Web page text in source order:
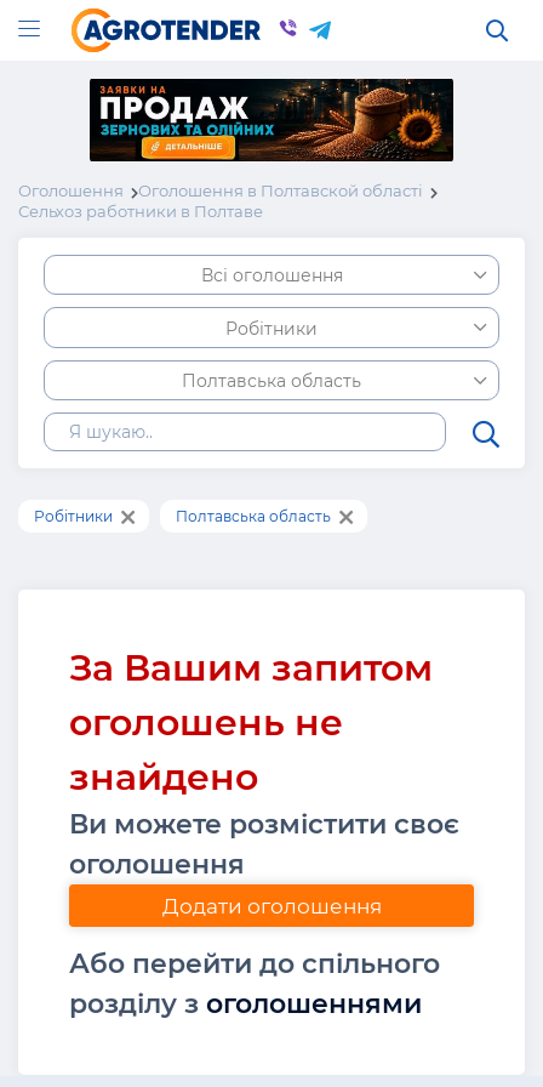
Оголошення
Оголошення в Полтавской області
Сельхоз работники в Полтаве
Всі оголошення
Робітники
Полтавська область
Робітники Полтавська область
За Вашим запитом
оголошень не
знайдено
Ви можете розмістити своє
оголошення
Додати оголошення
Або перейти до спільного
розділу з оголошеннями